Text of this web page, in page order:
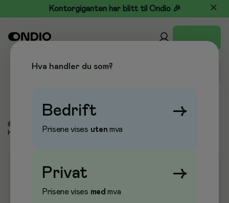
Kontorgiganten har blitt til Ondio 🎉
Konfekt
Hva handler du som?
Bedrift →
Prisene vises uten mva
Privat →
Prisene vises med mva